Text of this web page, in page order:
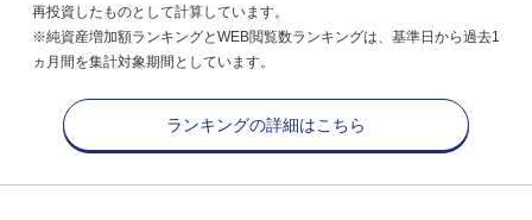
再投資したものとして計算しています。
※純資産増加額ランキングとWEB閲覧数ランキングは、基準日から過去1
ヵ月間を集計対象期間としています。
ランキングの詳細はこちら